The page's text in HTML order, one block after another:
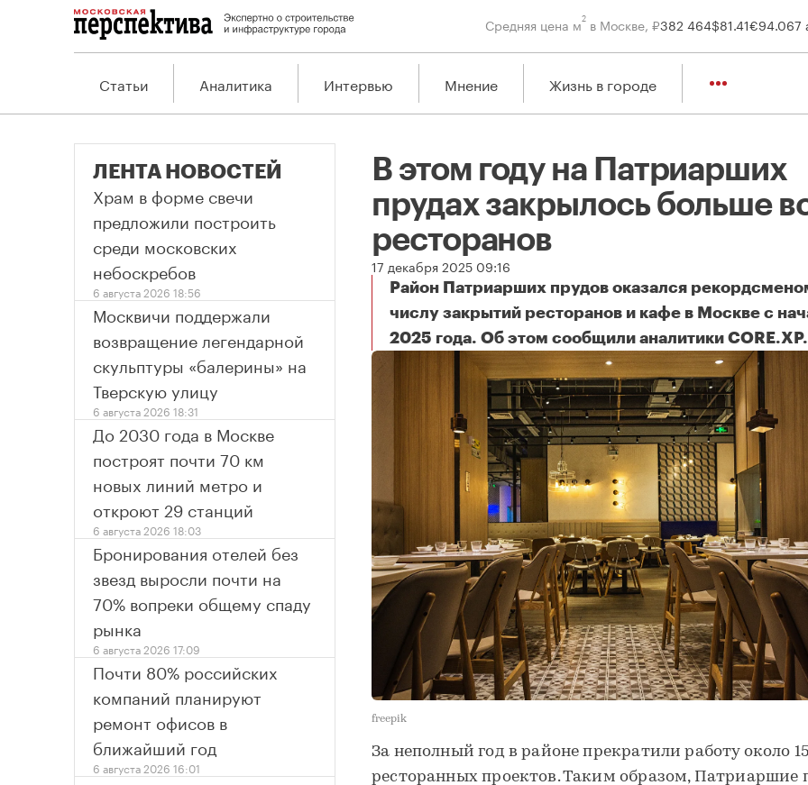
Средняя цена м2 в Москве, ₽382 464$81.41€94.067
Статьи Аналитика Интервью Мнение Жизнь в городе
В этом году на Патриарших
прудах закрылось больше
ресторанов
17 декабря 2025 09:16
Район Патриарших прудов оказался
числу закрытий ресторанов и кафе в Москве с
2025 года. Об этом сообщили аналитики CORE.XP.
В этом году на Патриарших прудах закрылось больше всего
freepik
За неполный год в районе прекратили работу около
ресторанных проектов. Таким образом, Патриаршие
ЛЕНТА НОВОСТЕЙ
Храм в форме свечи
предложили построить
среди московских
небоскребов
6 августа 2026 18:56
Москвичи поддержали
возвращение легендарной
скульптуры «балерины» на
Тверскую улицу
6 августа 2026 18:31
До 2030 года в Москве
построят почти 70 км
новых линий метро и
откроют 29 станций
6 августа 2026 18:03
Бронирования отелей без
звезд выросли почти на
70% вопреки общему спаду
рынка
6 августа 2026 17:09
Почти 80% российских
компаний планируют
ремонт офисов в
ближайший год
6 августа 2026 16:01